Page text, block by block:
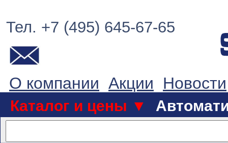
Тел. +7 (495) 645-67-65
О компании Акции Новости
Каталог и цены ▼